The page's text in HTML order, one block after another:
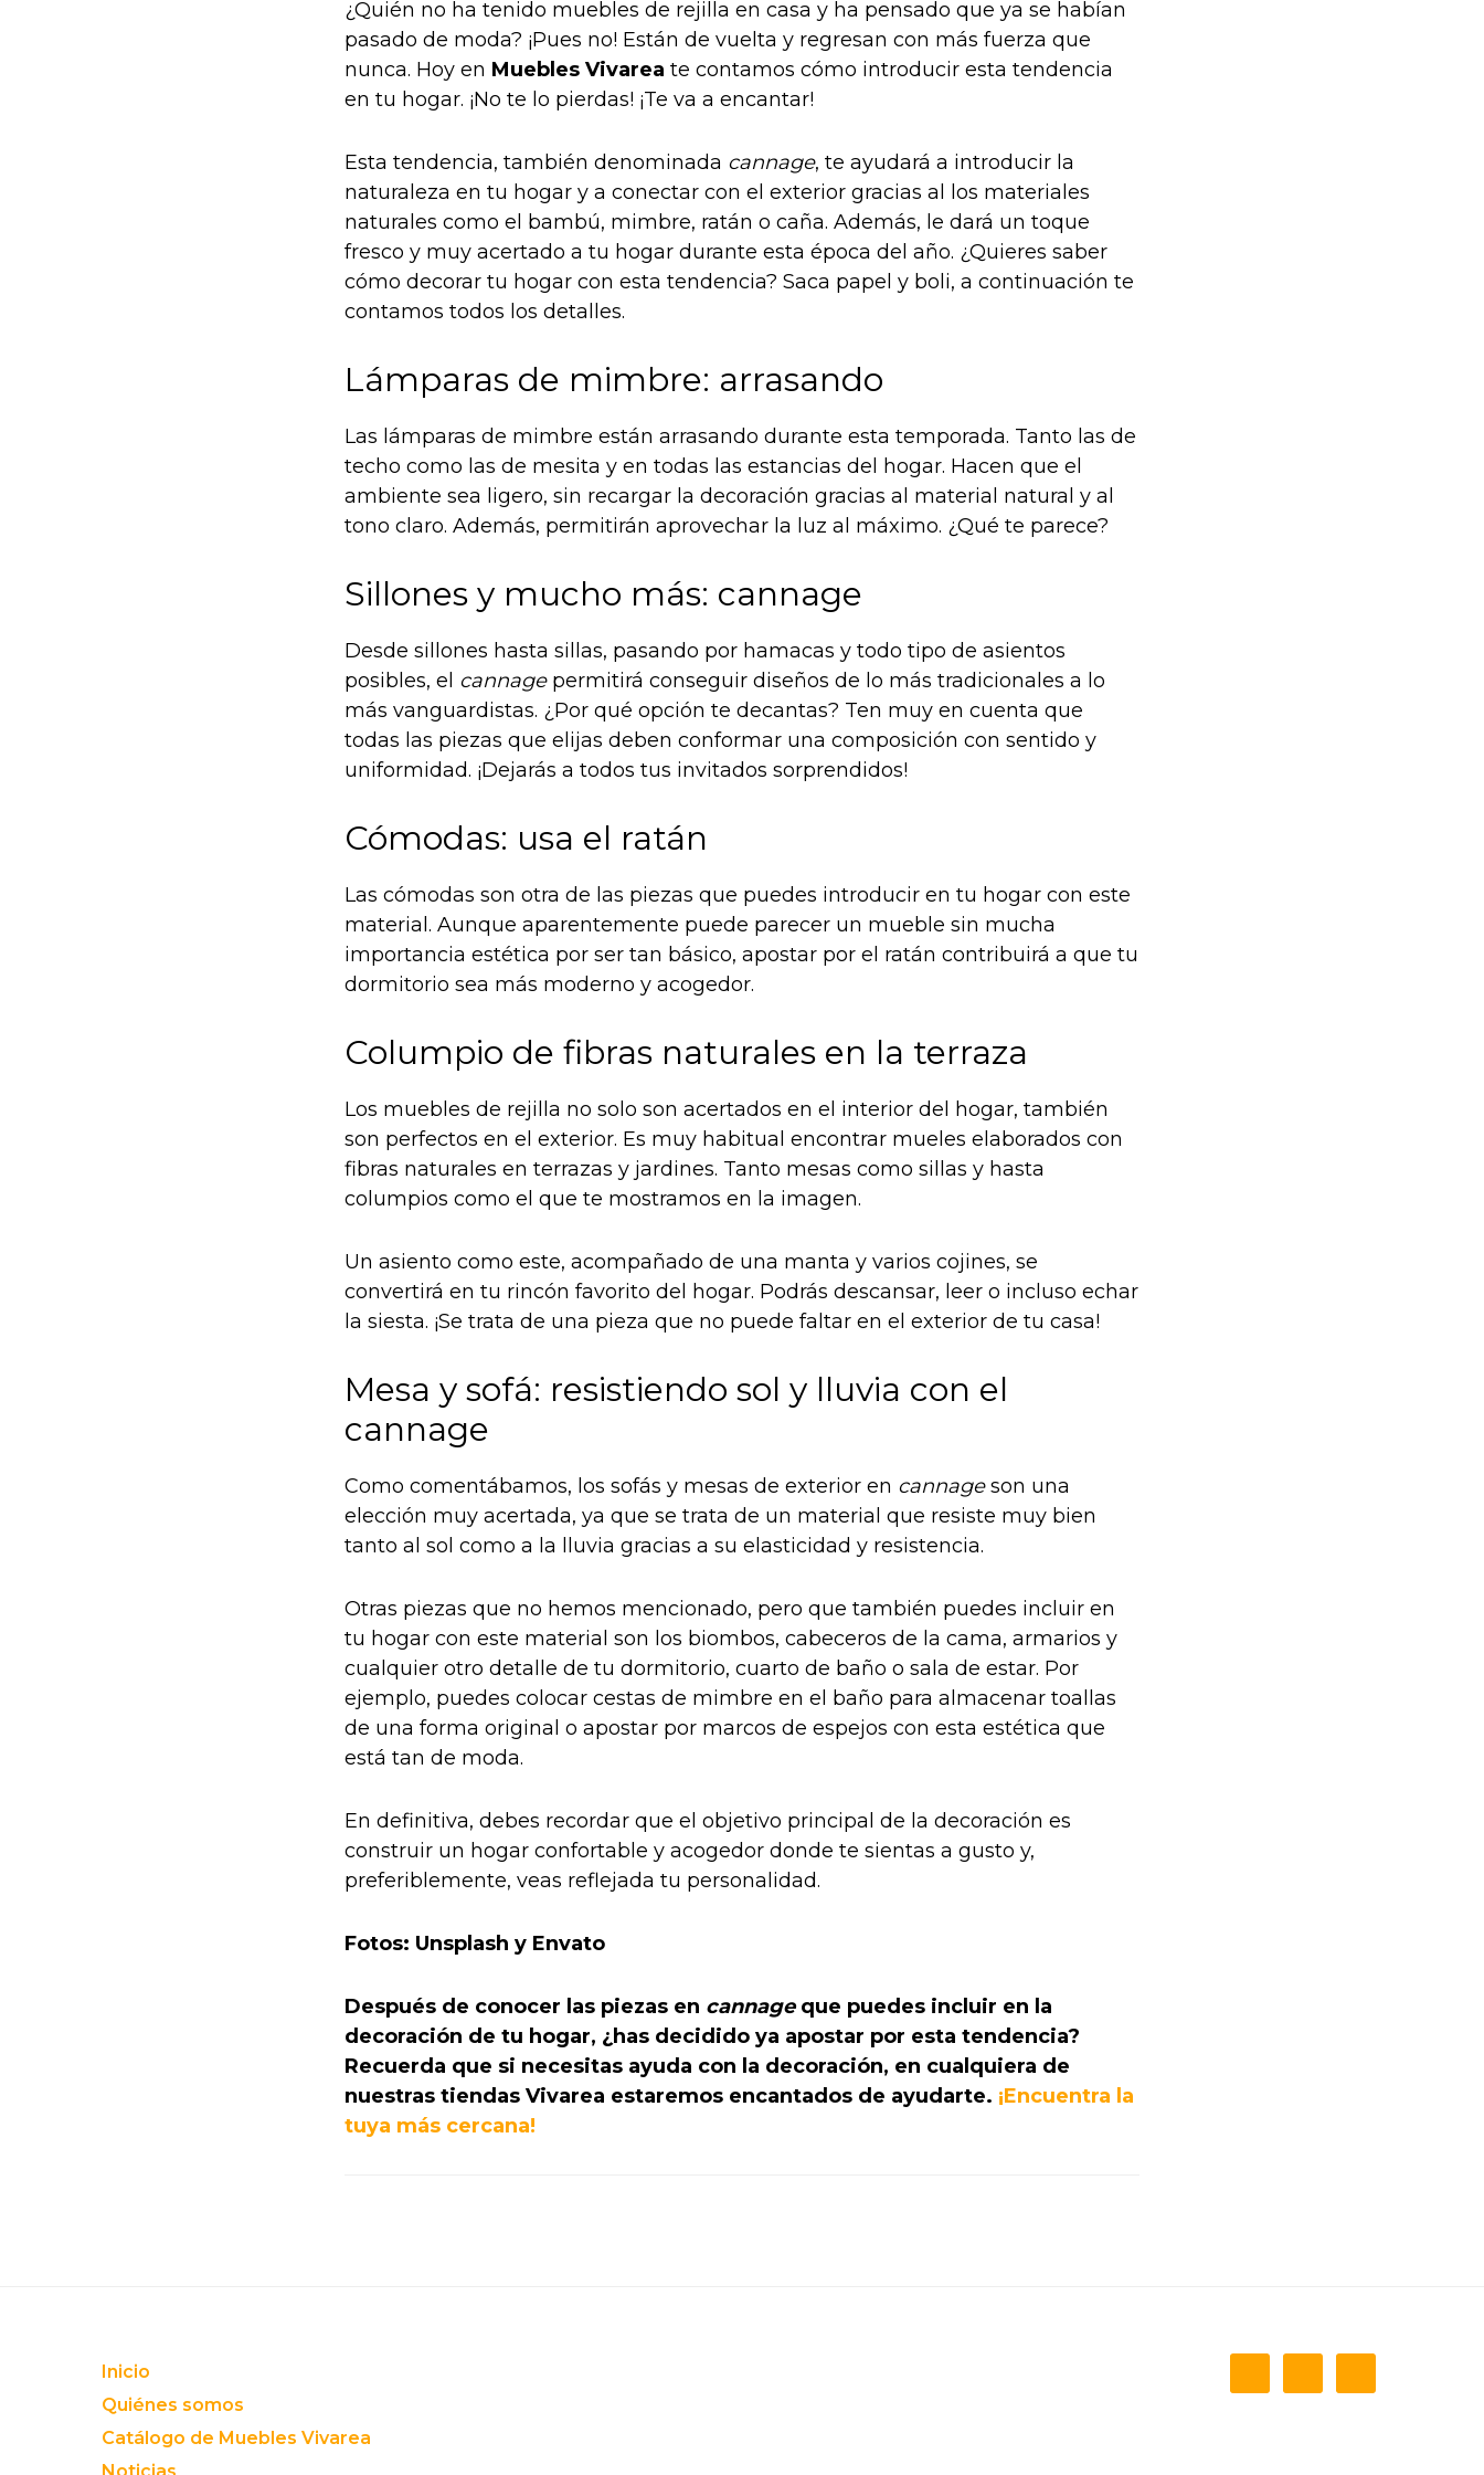
¿Quién no ha tenido muebles de rejilla en casa y ha pensado que ya se habían
pasado de moda? ¡Pues no! Están de vuelta y regresan con más fuerza que
nunca. Hoy en Muebles Vivarea te contamos cómo introducir esta tendencia
en tu hogar. ¡No te lo pierdas! ¡Te va a encantar!
Esta tendencia, también denominada cannage, te ayudará a introducir la
naturaleza en tu hogar y a conectar con el exterior gracias al los materiales
naturales como el bambú, mimbre, ratán o caña. Además, le dará un toque
fresco y muy acertado a tu hogar durante esta época del año. ¿Quieres saber
cómo decorar tu hogar con esta tendencia? Saca papel y boli, a continuación te
contamos todos los detalles.
Lámparas de mimbre: arrasando
Las lámparas de mimbre están arrasando durante esta temporada. Tanto las de
techo como las de mesita y en todas las estancias del hogar. Hacen que el
ambiente sea ligero, sin recargar la decoración gracias al material natural y al
tono claro. Además, permitirán aprovechar la luz al máximo. ¿Qué te parece?
Sillones y mucho más: cannage
Desde sillones hasta sillas, pasando por hamacas y todo tipo de asientos
posibles, el cannagepermitirá conseguir diseños de lo más tradicionales a lo
más vanguardistas. ¿Por qué opción te decantas? Ten muy en cuenta que
todas las piezas que elijas deben conformar una composición con sentido y
uniformidad. ¡Dejarás a todos tus invitados sorprendidos!
Cómodas: usa el ratán
Las cómodas son otra de las piezas que puedes introducir en tu hogar con este
material. Aunque aparentemente puede parecer un mueble sin mucha
importancia estética por ser tan básico, apostar por el ratán contribuirá a que tu
dormitorio sea más moderno y acogedor.
Columpio de fibras naturales en la terraza
Los muebles de rejilla no solo son acertados en el interior del hogar, también
son perfectos en el exterior. Es muy habitual encontrar mueles elaborados con
fibras naturales en terrazas y jardines. Tanto mesas como sillas y hasta
columpios como el que te mostramos en la imagen.
Un asiento como este, acompañado de una manta y varios cojines, se
convertirá en tu rincón favorito del hogar. Podrás descansar, leer o incluso echar
la siesta. ¡Se trata de una pieza que no puede faltar en el exterior de tu casa!
Mesa y sofá: resistiendo sol y lluvia con el
cannage
Como comentábamos, los sofás y mesas de exterior en cannageson una
elección muy acertada, ya que se trata de un material que resiste muy bien
tanto al sol como a la lluvia gracias a su elasticidad y resistencia.
Otras piezas que no hemos mencionado, pero que también puedes incluir en
tu hogar con este material son los biombos, cabeceros de la cama, armarios y
cualquier otro detalle de tu dormitorio, cuarto de baño o sala de estar. Por
ejemplo, puedes colocar cestas de mimbre en el baño para almacenar toallas
de una forma original o apostar por marcos de espejos con esta estética que
está tan de moda.
En definitiva, debes recordar que el objetivo principal de la decoración es
construir un hogar confortable y acogedor donde te sientas a gusto y,
preferiblemente, veas reflejada tu personalidad.
Fotos: Unsplash y Envato
Después de conocer las piezas en cannageque puedes incluir en la
decoración de tu hogar, ¿has decidido ya apostar por esta tendencia?
Recuerda que si necesitas ayuda con la decoración, en cualquiera de
nuestras tiendas Vivarea estaremos encantados de ayudarte. ¡Encuentra la
tuya más cercana!
Inicio
Quiénes somos
Catálogo de Muebles Vivarea